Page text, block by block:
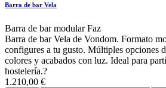
Barra de bar Vela
Barra de bar modular Faz
Barra de bar Vela de Vondom. Formato
configures a tu gusto. Múltiples opciones
colores y acabados con luz. Ideal para
hostelería.?
1.210,00 €